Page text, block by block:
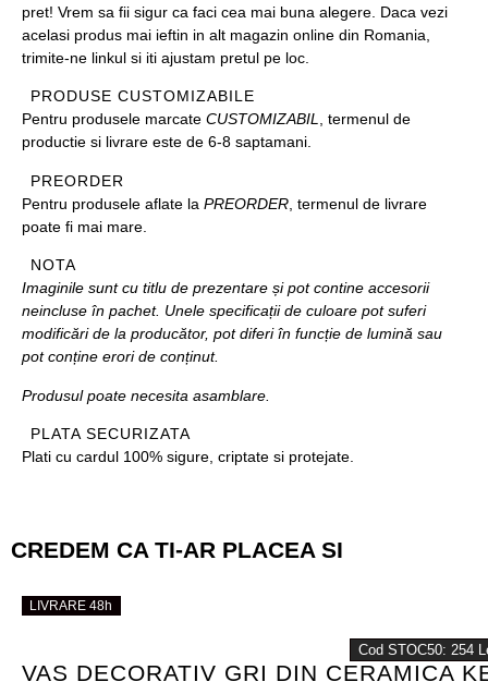
pret! Vrem sa fii sigur ca faci cea mai buna alegere. Daca vezi
acelasi produs mai ieftin in alt magazin online din Romania,
trimite-ne linkul si iti ajustam pretul pe loc.
PRODUSE CUSTOMIZABILE
Pentru produsele marcate CUSTOMIZABIL, termenul de
productie si livrare este de 6-8 saptamani.
PREORDER
Pentru produsele aflate la PREORDER , termenul de livrare
poate fi mai mare.
NOTA
Imaginile sunt cu titlu de prezentare și pot contine accesorii
neincluse în pachet. Unele specificații de culoare pot suferi
modificări de la producător, pot diferi în funcție de lumină sau
pot conține erori de conținut.
Produsul poate necesita asamblare.
PLATA SECURIZATA
Plati cu cardul 100% sigure, criptate si protejate.
CREDEM CA TI-AR PLACEA SI
LIVRARE 48h
LIVRARE 48h
Cod STOC50: 254
VAS DECORATIV GRI DIN CERAMICA